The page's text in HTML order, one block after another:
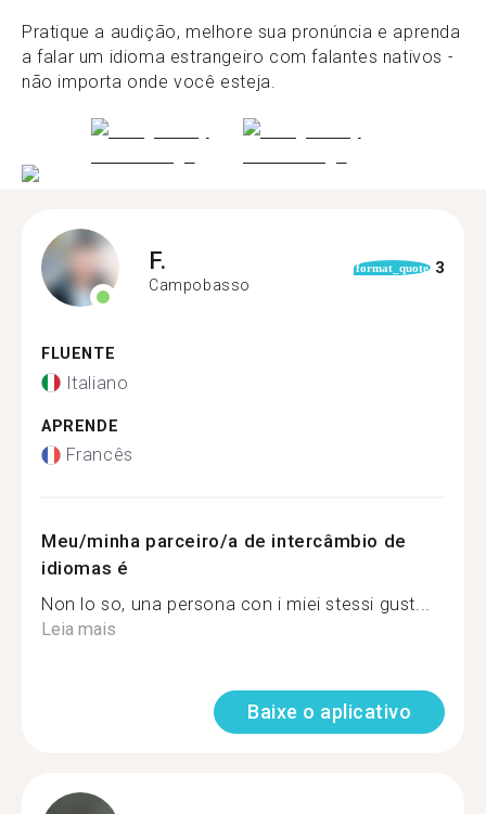
Pratique a audição, melhore sua pronúncia e aprenda
a falar um idioma estrangeiro com falantes nativos -
não importa onde você esteja.
F.
Campobasso
format_quote 3
FLUENTE
Italiano
APRENDE
Francês
Meu/minha parceiro/a de intercâmbio de
idiomas é
Non lo so, una persona con i miei stessi gust...
Leia mais
Baixe o aplicativo